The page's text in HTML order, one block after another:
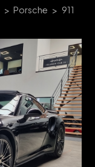
Porsche
911